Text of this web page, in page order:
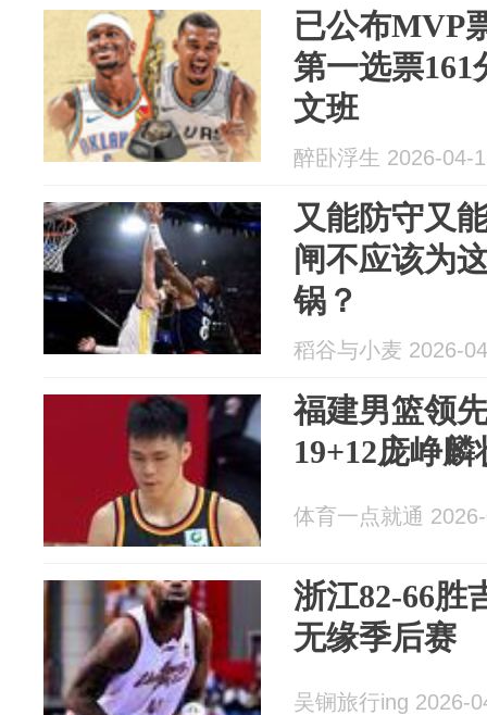
已公布MVP
第一选票161
文班
醉卧浮生 2026-04-
又能防守又
闸不应该为
锅？
稻谷与小麦 2026-
福建男篮领
19+12庞峥
体育一点就通
浙江82-66胜
无缘季后赛
吴锎旅行ing 2026-